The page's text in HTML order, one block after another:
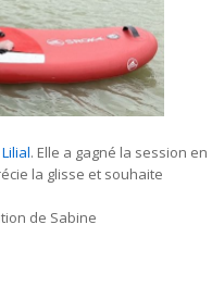
. Elle a gagné la session en
la glisse et souhaite
de Sabine